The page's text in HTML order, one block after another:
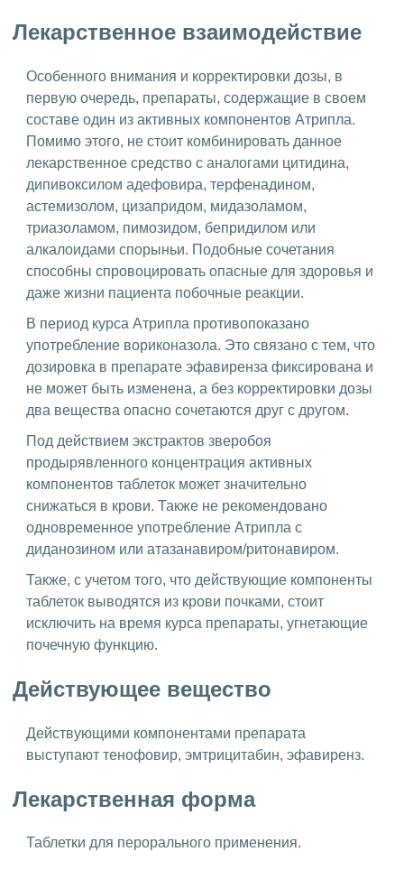
Лекарственное взаимодействие
Особенного внимания и корректировки дозы, в
первую очередь, препараты, содержащие в своем
составе один из активных компонентов Атрипла.
Помимо этого, не стоит комбинировать данное
лекарственное средство с аналогами цитидина,
дипивоксилом адефовира, терфенадином,
астемизолом, цизапридом, мидазоламом,
триазоламом, пимозидом, бепридилом или
алкалоидами спорыньи. Подобные сочетания
способны спровоцировать опасные для здоровья и
даже жизни пациента побочные реакции.
В период курса Атрипла противопоказано
употребление вориконазола. Это связано с тем, что
дозировка в препарате эфавиренза фиксирована и
не может быть изменена, а без корректировки дозы
два вещества опасно сочетаются друг с другом.
Под действием экстрактов зверобоя
продырявленного концентрация активных
компонентов таблеток может значительно
снижаться в крови. Также не рекомендовано
одновременное употребление Атрипла с
диданозином или атазанавиром/ритонавиром.
Также, с учетом того, что действующие компоненты
таблеток выводятся из крови почками, стоит
исключить на время курса препараты, угнетающие
почечную функцию.
Действующее вещество
Действующими компонентами препарата
выступают тенофовир, эмтрицитабин, эфавиренз.
Лекарственная форма
Таблетки для перорального применения.